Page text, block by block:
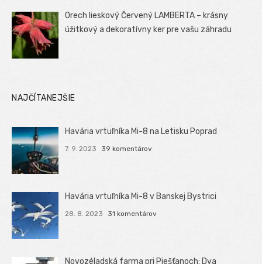
Orech lieskový Červený LAMBERTA – krásny
úžitkový a dekoratívny ker pre vašu záhradu
NAJČÍTANEJŠIE
Havária vrtuľníka Mi-8 na Letisku Poprad
7. 9. 2023 39 komentárov
Havária vrtuľníka Mi-8 v Banskej Bystrici
28. 8. 2023 31 komentárov
Novozéladská farma pri Piešťanoch: Dva